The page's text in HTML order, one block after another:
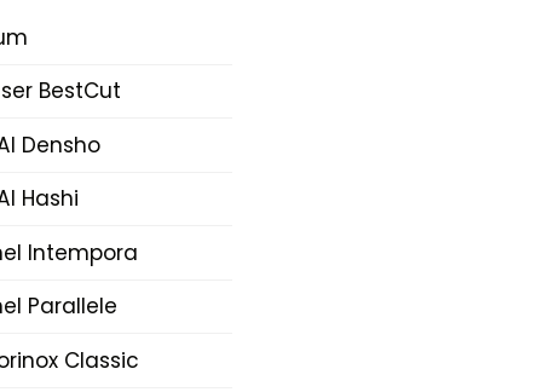
BestCut
Densho
Hashi
Intempora
Parallele
Classic